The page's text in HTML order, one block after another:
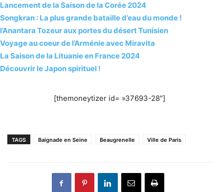
Lancement de la Saison de la Corée 2024
Songkran : La plus grande bataille d’eau du monde !
l’Anantara Tozeur aux portes du désert Tunisien
Voyage au coeur de l’Arménie avec Miravita
La Saison de la Lituanie en France 2024
Découvrir le Japon spirituel !
[themoneytizer id= »37693-28″]
TAGS Baignade en Seine Beaugrenelle Ville de Paris